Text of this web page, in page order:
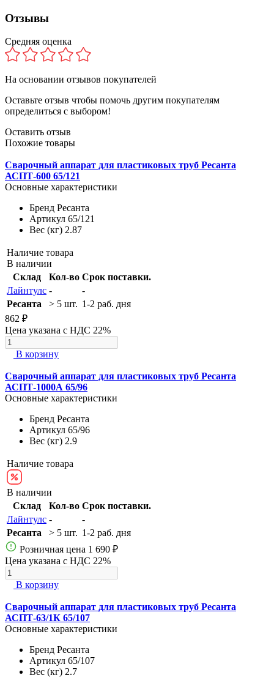
Отзывы
Средняя оценка
На основании отзывов покупателей
Оставьте отзыв чтобы помочь другим покупателям
определиться с выбором!
Оставить отзыв
Похожие товары
Сварочный аппарат для пластиковых труб Ресанта
АСПТ-600 65/121
Основные характеристики
Бренд Ресанта
Артикул 65/121
Вес (кг) 2.87
Наличие товара
В наличии
Склад
Кол-во Срок поставки.
Лайнтулс -
-
Ресанта
> 5 шт. 1-2 раб. дня
862 ₽
Цена указана с НДС 22%
В корзину
Сварочный аппарат для пластиковых труб Ресанта
АСПТ-1000А 65/96
Основные характеристики
Бренд Ресанта
Артикул 65/96
Вес (кг) 2.9
Наличие товара
В наличии
Склад
Кол-во Срок поставки.
Лайнтулс -
-
Ресанта
> 5 шт. 1-2 раб. дня
Розничная цена 1 690 ₽
Цена указана с НДС 22%
В корзину
Сварочный аппарат для пластиковых труб Ресанта
АСПТ-63/1К 65/107
Основные характеристики
Бренд Ресанта
Артикул 65/107
Вес (кг) 2.7